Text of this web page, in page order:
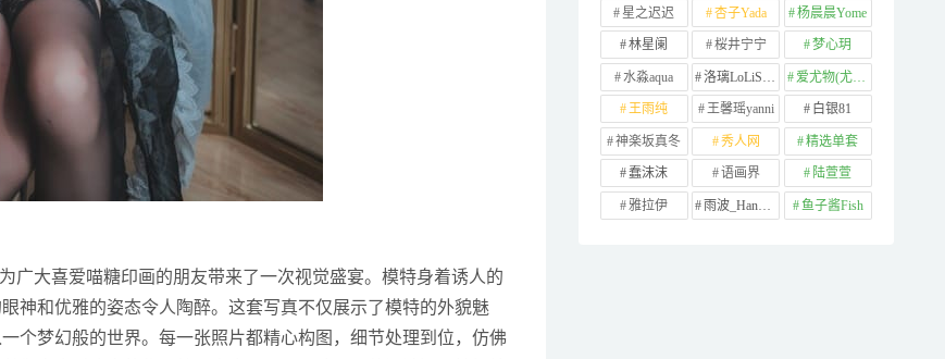
广大喜爱喵糖印画的朋友带来了一次视觉盛宴。模特身着诱人的
神和优雅的姿态令人陶醉。这套写真不仅展示了模特的外貌魅
个梦幻般的世界。每一张照片都精心构图，细节处理到位，仿佛
星之迟迟 杏子Yada 杨晨晨Yome
林星阑 桜井宁宁 梦心玥
水淼aqua 洛璃LoLiSAMA 爱尤物(尤果网)
王雨纯 王馨瑶yanni 白银81
神楽坂真冬 秀人网 精选单套
蠢沫沫 语画界 陆萱萱
雅拉伊 雨波_HaneAme 鱼子酱Fish